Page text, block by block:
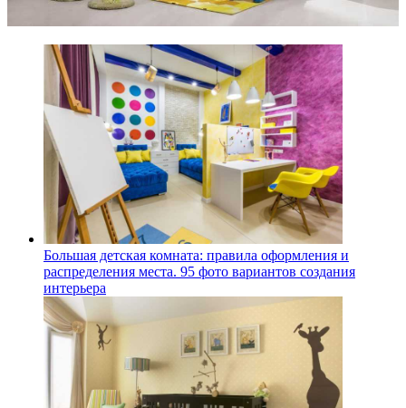
Большая детская комната: правила оформления и
распределения места. 95 фото вариантов создания
интерьера